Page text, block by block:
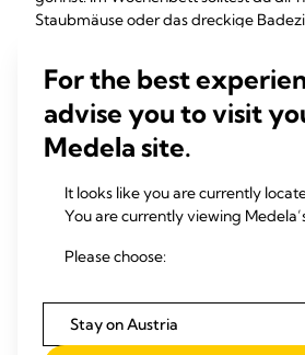
Staubmäuse oder das dreckige
mittlerweile ganz unkompliziert über
6. Wochenbett-Tipp:
sanfte
Euer Baby will auch nachts gestillt und
Damit alle Beteiligten dabei nicht zu
Anlegen und Windelwechseln hast, ist
Licht der Wärmelampe. So lernt auch
Unterschied zwischen Tag und Nacht
For the best
advise you to visit
Medela site.
It looks like you are currently
You are currently viewing
Please choose:
Stay on Austria